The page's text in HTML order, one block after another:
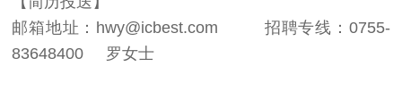
邮箱地址：hwy@icbest.com 招聘专线：0755-
83648400 罗女士